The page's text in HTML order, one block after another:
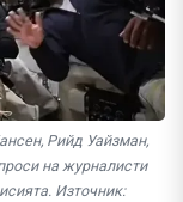
Рийд Уайзман,
на журналисти
Източник: